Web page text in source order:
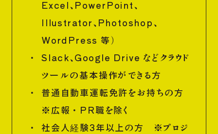
Excel、PowerPoint、
Illustrator、Photoshop、
WordPress 等）
Slack、Google Drive などクラウド
ツールの基本操作ができる方
普通自動車運転免許をお持ちの方
※広報・PR職を除く
社会人経験3年以上の方 ※プロジ